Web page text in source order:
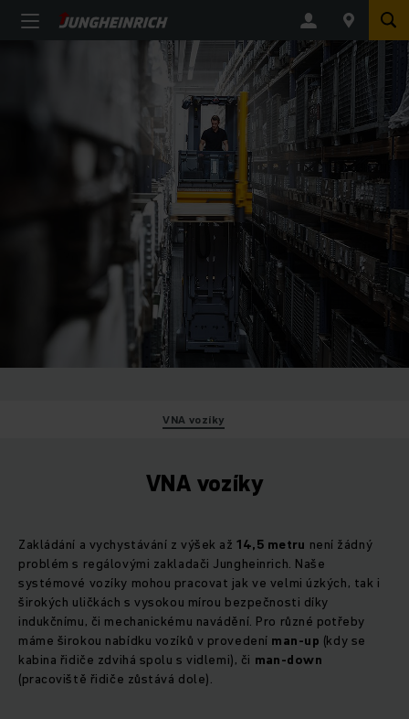
VNA vozíky
VNA vozíky
Zakládání a vychystávání z výšek až14,5 metru není žádný
problém s regálovými zakladači Jungheinrich. Naše
systémové vozíky mohou pracovat jak ve velmi úzkých, tak i
širokých uličkách s vysokou mírou bezpečnosti díky
indukčnímu, či mechanickému navádění. Pro různé potřeby
máme širokou nabídku vozíků v provedení man-up (kdy se
kabina řidiče zdvihá spolu s vidlemi), či man-down
(pracoviště řidiče zůstává dole).